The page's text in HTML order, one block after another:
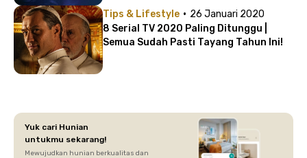
Tips & Lifestyle · 26 Januari 2020
8 Serial TV 2020 Paling Ditunggu |
Semua Sudah Pasti Tayang Tahun Ini!
Yuk cari Hunian
untukmu sekarang!
Mewujudkan hunian berkualitas dan